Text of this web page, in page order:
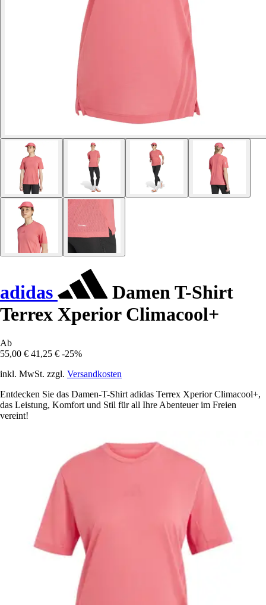
adidas
Damen T-Shirt
Terrex Xperior Climacool+
Ab
55,00 € 41,25 € -25%
inkl. MwSt. zzgl. Versandkosten
Entdecken Sie das Damen-T-Shirt adidas Terrex Xperior Climacool+,
das Leistung, Komfort und Stil für all Ihre Abenteuer im Freien
vereint!